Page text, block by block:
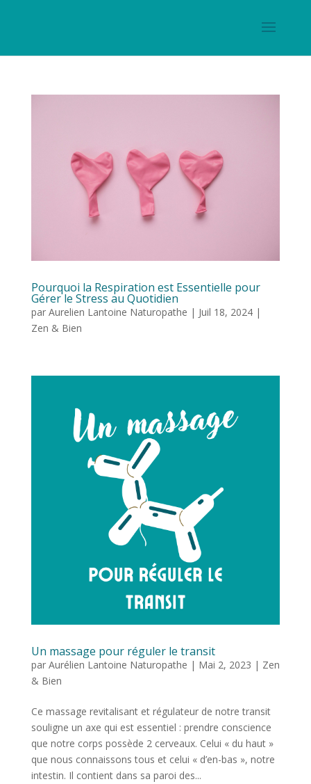
Pourquoi la Respiration est Essentielle pour
Gérer le Stress au Quotidien
par Aurelien Lantoine Naturopathe | Juil 18, 2024|
Zen & Bien
Un massage pour réguler le transit
par Aurélien Lantoine Naturopathe | Mai 2, 2023 | Zen
& Bien
Ce massage revitalisant et régulateur de notre transit
souligne un axe qui est essentiel : prendre conscience
que notre corps possède 2 cerveaux. Celui « du haut »
que nous connaissons tous et celui « d’en-bas », notre
intestin. Il contient dans sa paroi des...